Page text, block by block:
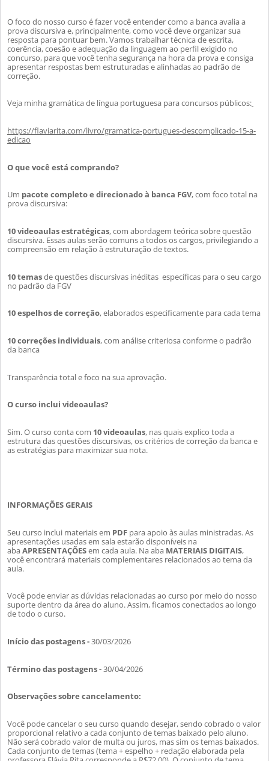
O foco do nosso curso é fazer você entender como a banca avalia a
prova discursiva e, principalmente, como você deve organizar sua
resposta para pontuar bem. Vamos trabalhar técnica de escrita,
coerência, coesão e adequação da linguagem ao perfil exigido no
concurso, para que você tenha segurança na hora da prova e consiga
apresentar respostas bem estruturadas e alinhadas ao padrão de
correção.
Veja minha gramática de língua portuguesa para concursos públicos:
https://flaviarita.com/livro/gramatica-portugues-descomplicado-15-a-
edicao
O que você está comprando?
Um pacote completo e direcionado à banca FGV, com foco total na
prova discursiva:
10 videoaulas estratégicas, com abordagem teórica sobre questão
discursiva. Essas aulas serão comuns a todos os cargos, privilegiando a
compreensão em relação à estruturação de textos.
10 temasde questões discursivas inéditas específicas para o seu cargo
no padrão da FGV
10 espelhos de correção, elaborados especificamente para cada tema
10 correções individuais, com análise criteriosa conforme o padrão
da banca
Transparência total e foco na sua aprovação.
O curso inclui videoaulas?
Sim. O curso conta com 10 videoaulas, nas quaisexplico toda a
estrutura das questões discursivas, os critérios de correção da banca e
as estratégias para maximizar sua nota.
INFORMAÇÕES GERAIS
Seu curso inclui materiais em PDF para apoio às aulas ministradas. As
apresentações usadas em sala estarão disponíveis na
abaAPRESENTAÇÕESem cada aula. Na aba MATERIAIS DIGITAIS,
você encontrará materiais complementares relacionados ao tema da
aula.
Você pode enviar as dúvidas relacionadas ao curso por meio do nosso
suporte dentro da área do aluno. Assim, ficamos conectados ao longo
de todo o curso.
Início das postagens -30/03/2026
Término das postagens -30/04/2026
Observações sobre cancelamento:
Você pode cancelar o seu curso quando desejar, sendo cobrado o valor
proporcional relativo a cada conjunto de temas baixado pelo aluno.
Não será cobrado valor de multa ou juros, mas sim os temas baixados.
Cada conjunto de temas (tema + espelho + redação elaborada pela